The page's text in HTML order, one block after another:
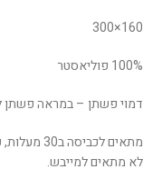
160×300
100% פוליאסטר
דמוי פשתן – במראה פשתן
מתאים לכביסה ב30 מעלות, כמעט ואינה מצריכה גיהוץ.
לא מתאים למייבש.